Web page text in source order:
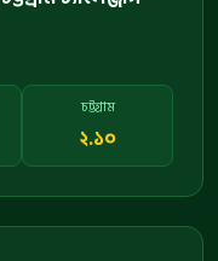
চট্টগ্রাম
২.১০